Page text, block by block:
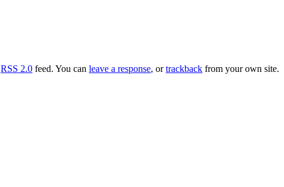
RSS 2.0 feed. You can leave a response, ortrackback from your own site.